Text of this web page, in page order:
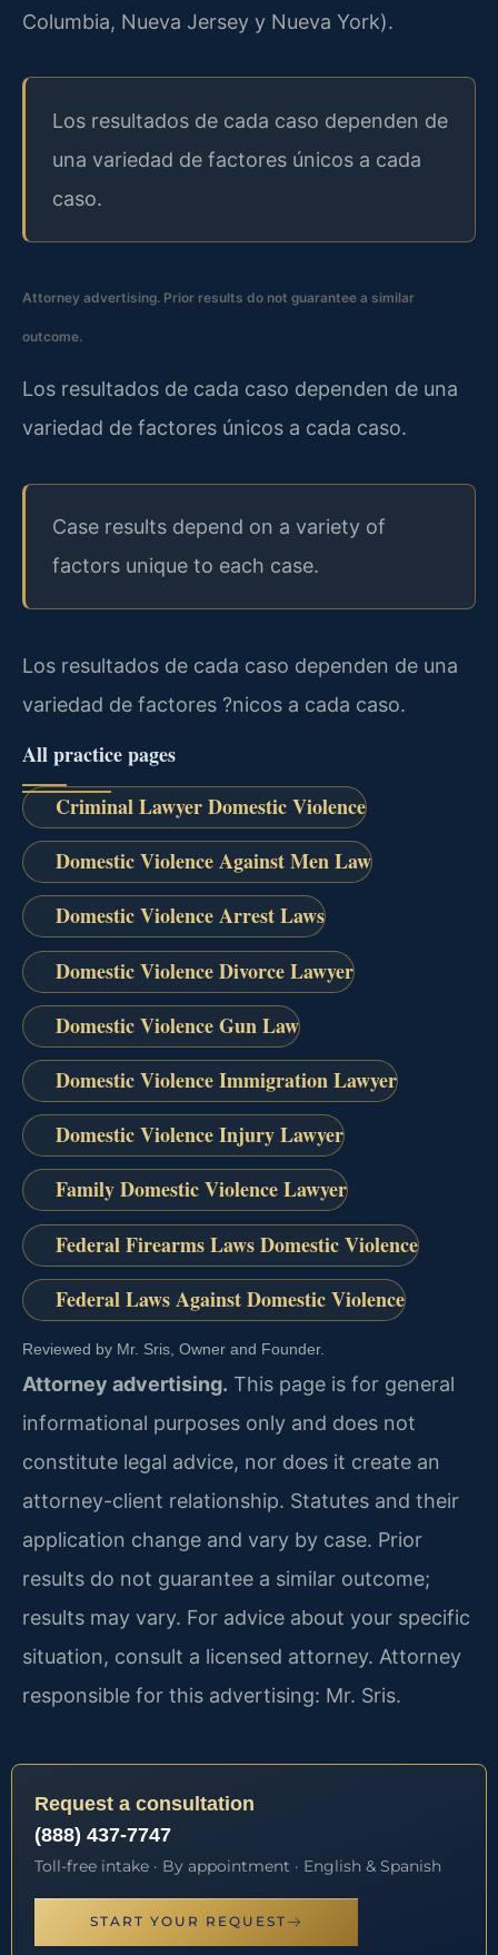
Columbia, Nueva Jersey y Nueva York).
Los resultados de cada caso dependen de
una variedad de factores únicos a cada
caso.
Attorney advertising. Prior results do not guarantee a similar
outcome.
Los resultados de cada caso dependen de una
variedad de factores únicos a cada caso.
Case results depend on a variety of
factors unique to each case.
Los resultados de cada caso dependen de una
variedad de factores ?nicos a cada caso.
All practice pages
Criminal Lawyer Domestic Violence
Domestic Violence Against Men Law
Domestic Violence Arrest Laws
Domestic Violence Divorce Lawyer
Domestic Violence Gun Law
Domestic Violence Immigration Lawyer
Domestic Violence Injury Lawyer
Family Domestic Violence Lawyer
Federal Firearms Laws Domestic Violence
Federal Laws Against Domestic Violence
Reviewed by Mr. Sris, Owner and Founder.
Attorney advertising. This page is for general
informational purposes only and does not
constitute legal advice, nor does it create an
attorney-client relationship. Statutes and their
application change and vary by case. Prior
results do not guarantee a similar outcome;
results may vary. For advice about your specific
situation, consult a licensed attorney. Attorney
responsible for this advertising: Mr. Sris.
Request a consultation
(888) 437-7747
Toll-free intake · By appointment · English & Spanish
START YOUR REQUEST